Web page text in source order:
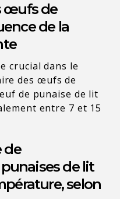
œufs de
de la
crucial dans le
des œufs de
de punaise de lit
entre 7 et 15
de
de lit
selon